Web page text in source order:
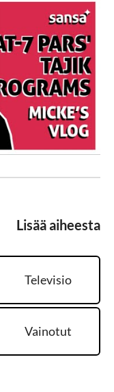
Lisää aiheesta
Televisio
Vainotut